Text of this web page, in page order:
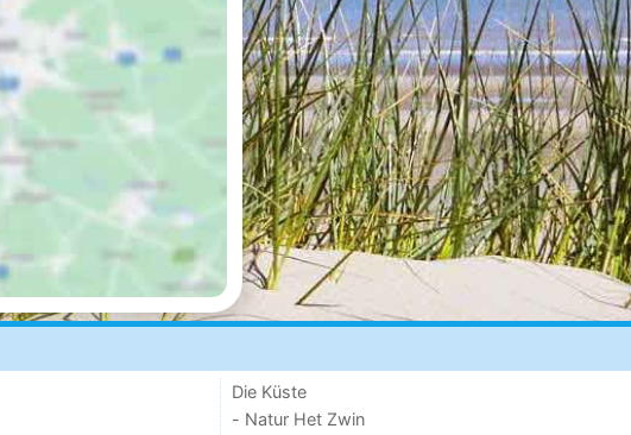
Die Küste
- Natur Het Zwin